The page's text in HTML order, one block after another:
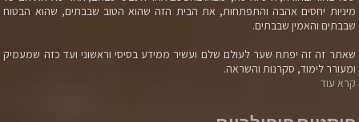
מיניות יחסים אהבה והתפתחות, את הבית הזה שהוא הטוב שבבתים, שהוא הבטוח
שבבתים והאמין שבבתים.
שאתר זה זה יפתח שער לעולם שלם ועשיר ממידע בסיסי וראשוני ועד כזה שמעמיק
ומעורר לימוד, סקרנות והשראה.
קרא עוד